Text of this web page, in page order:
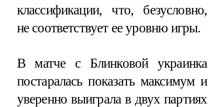
классификации, что, безусловно,
не соответствует ее уровню игры.
В матче с Блинковой украинка
постаралась показать максимум и
уверенно выиграла в двух партиях